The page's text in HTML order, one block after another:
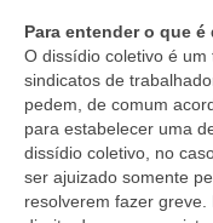
Para entender o que
O dissídio coletivo é
sindicatos de
pedem, de comum
para estabelecer uma
dissídio coletivo, no
ser ajuizado somente
resolverem fazer